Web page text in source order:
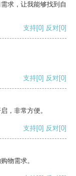
求，让我能够找到自
支持[0] 反对[0]
支持[0] 反对[0]
，非常方便。
支持[0] 反对[0]
物需求。